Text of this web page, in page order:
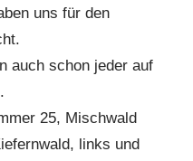
uns für den
auch schon jeder auf
25, Mischwald
links und